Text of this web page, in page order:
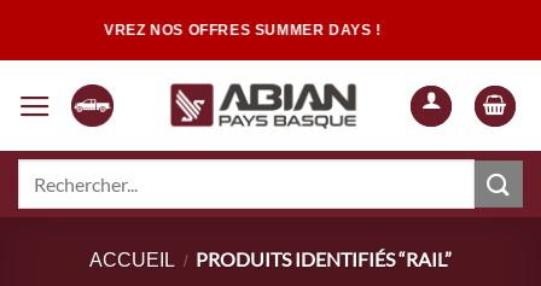
DÉCOUVREZ NOS OFFRES SUMMER DAYS !
Quand les résultats de l'auto-complétion sont disponibles, utilisez les
ACCUEIL / PRODUITS IDENTIFIÉS “RAIL”